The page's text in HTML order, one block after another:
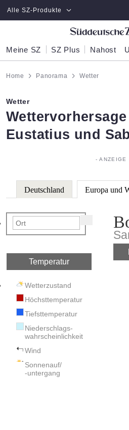
Zum Hauptinhalt springen
Alle SZ-Produkte
Meine SZ SZ Plus Nahost
Home Panorama Wetter
Wetter
:
Eustatius und
Deutschland Europa und
Temperatur
Wetterzustand
Höchsttemperatur
Tiefsttemperatur
Niederschlags-
wahrscheinlichkeit
Wind
Sonnenauf/
-untergang